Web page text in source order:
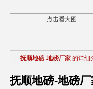
点击看大图
抚顺地磅-地磅厂家 的详细
抚顺地磅-地磅